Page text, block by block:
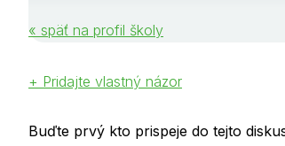
« späť na profil školy
+ Pridajte vlastný názor
Buďte prvý kto prispeje do tejto